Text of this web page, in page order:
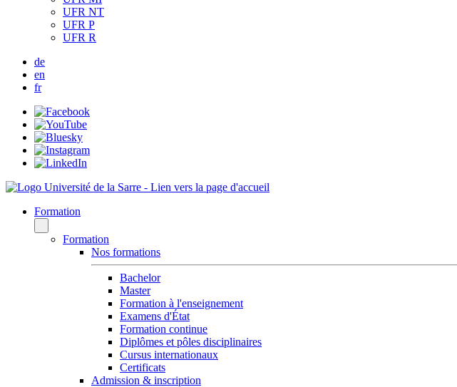
UFR NT
UFR P
UFR R
de
en
fr
Formation
Formation
Nos formations
Bachelor
Master
Formation à l'enseignement
Examens d'État
Formation continue
Diplômes et pôles disciplinaires
Cursus internationaux
Certificats
Admission & inscription